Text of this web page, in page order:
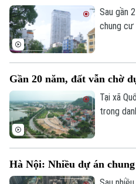
Chuyên mục
Sau gần
chung cư
lúc thanh
Gần 20 năm, đất vẫn chờ
Tại xã
trong
vào sử
chậm
Hà Nội: Nhiều dự án